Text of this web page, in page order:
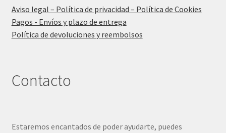
Aviso legal – Política de privacidad – Política de Cookies
Pagos - Envíos y plazo de entrega
Política de devoluciones y reembolsos
Contacto
Estaremos encantados de poder ayudarte, puedes